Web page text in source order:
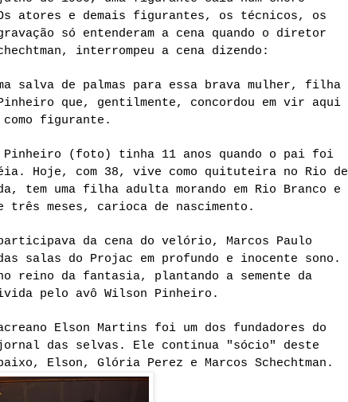
atores e demais figurantes, os técnicos, os
só entenderam a cena quando o diretor
interrompeu a cena dizendo:
salva de palmas para essa brava mulher, filha
que, gentilmente, concordou em vir aqui
figurante.
(foto) tinha 11 anos quando o pai foi
Hoje, com 38, vive como quituteira no Rio de
tem uma filha adulta morando em Rio Branco e
três meses, carioca de nascimento.
participava da cena do velório, Marcos Paulo
das salas do Projac em profundo e inocente sono.
reino da fantasia, plantando a semente da
pelo avô Wilson Pinheiro.
Elson Martins foi um dos fundadores do
jornal das selvas. Ele continua "sócio" deste
Elson, Glória Perez e Marcos Schechtman.